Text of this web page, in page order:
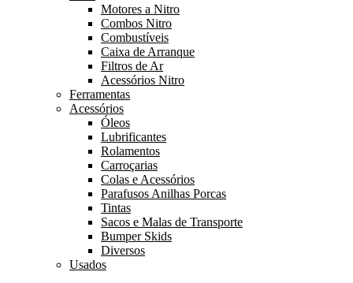
Motores a Nitro
Combos Nitro
Combustíveis
Caixa de Arranque
Filtros de Ar
Acessórios Nitro
Ferramentas
Acessórios
Óleos
Lubrificantes
Rolamentos
Carroçarias
Colas e Acessórios
Parafusos Anilhas Porcas
Tintas
Sacos e Malas de Transporte
Bumper Skids
Diversos
Usados